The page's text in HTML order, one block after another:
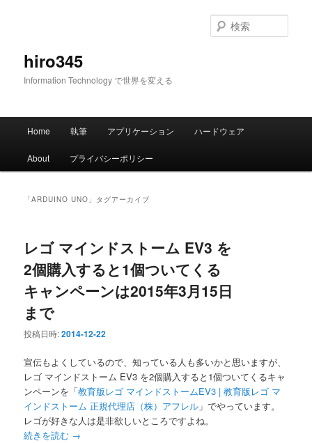
hiro345
Information Technology で世界を変える
索
メ
Home 執筆 アプリケーション ハードウェア
About プライバシーポリシー
「ARDUINO UNO 」タグアーカイブ
レゴ マインドストーム EV3 を
2個購入すると1個ついてくる
キャンペーンは2015年3月15日
まで
投稿日時:2014-12-22
宣伝もよくしているので、知っている人も多いかと思いますが、
レゴ マインドストーム EV3 を2個購入すると1個ついてくるキャ
ンペーンを「教育版レゴ マインドストームEV3 | 教育版レゴ マ
インドストーム 正規代理店（株）アフレル 」でやっています。
レゴが好きな人は是非欲しいところですよね。
続きを読む →